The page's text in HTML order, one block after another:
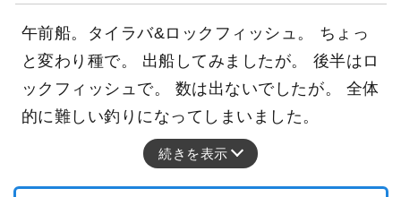
午前船。タイラバ&ロックフィッシュ。 ちょっ
と変わり種で。 出船してみましたが。 後半はロ
ックフィッシュで。 数は出ないでしたが。 全体
的に難しい釣りになってしまいました。
続きを表示